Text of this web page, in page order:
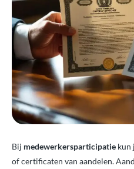
Bij medewerkersparticipatie kun
of certificaten van aandelen.